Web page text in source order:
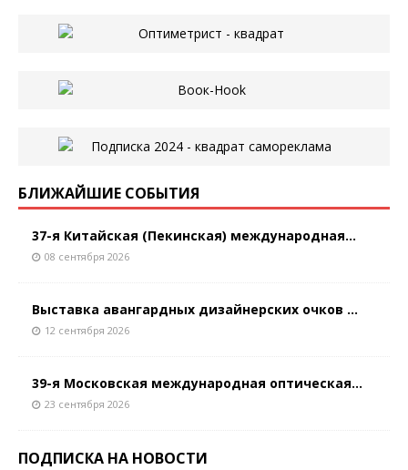
БЛИЖАЙШИЕ СОБЫТИЯ
37-я Китайская (Пекинская) международная...
08 сентября 2026
Выставка авангардных дизайнерских очков ...
12 сентября 2026
39-я Московская международная оптическая...
23 сентября 2026
ПОДПИСКА НА НОВОСТИ